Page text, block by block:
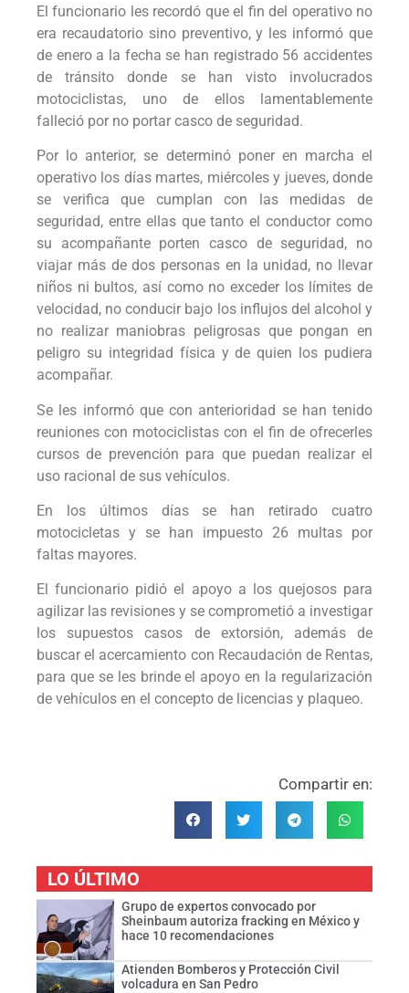
El funcionario les recordó que el fin del operativo no
era recaudatorio sino preventivo, y les informó que
de enero a la fecha se han registrado 56 accidentes
de tránsito donde se han visto involucrados
motociclistas, uno de ellos lamentablemente
falleció por no portar casco de seguridad.
Por lo anterior, se determinó poner en marcha el
operativo los días martes, miércoles y jueves, donde
se verifica que cumplan con las medidas de
seguridad, entre ellas que tanto el conductor como
su acompañante porten casco de seguridad, no
viajar más de dos personas en la unidad, no llevar
niños ni bultos, así como no exceder los límites de
velocidad, no conducir bajo los influjos del alcohol y
no realizar maniobras peligrosas que pongan en
peligro su integridad física y de quien los pudiera
acompañar.
Se les informó que con anterioridad se han tenido
reuniones con motociclistas con el fin de ofrecerles
cursos de prevención para que puedan realizar el
uso racional de sus vehículos.
En los últimos días se han retirado cuatro
motocicletas y se han impuesto 26 multas por
faltas mayores.
El funcionario pidió el apoyo a los quejosos para
agilizar las revisiones y se comprometió a investigar
los supuestos casos de extorsión, además de
buscar el acercamiento con Recaudación de Rentas,
para que se les brinde el apoyo en la regularización
de vehículos en el concepto de licencias y plaqueo.
Compartir en:
LO ÚLTIMO
Grupo de expertos convocado por
Sheinbaum autoriza fracking en México y
hace 10 recomendaciones
Atienden Bomberos y Protección Civil
volcadura en San Pedro